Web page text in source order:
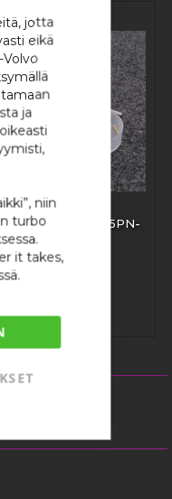
jotta
eikä
Volvo
ja
niin
turbo
it takes,
ASL606-05PN-
47,30 €